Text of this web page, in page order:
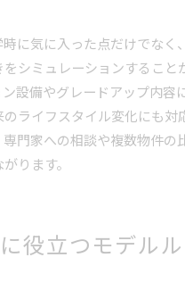
に気に入った点だけでなく
シミュレーションすること
設備やグレードアップ内容
ライフスタイル変化にも対
門家への相談や複数物件の
ります。
役立つモデル